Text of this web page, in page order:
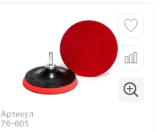
Артикул
76-605